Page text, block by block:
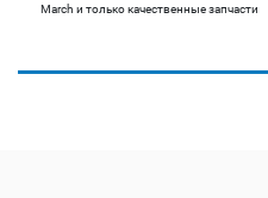
March и только качественные запчасти